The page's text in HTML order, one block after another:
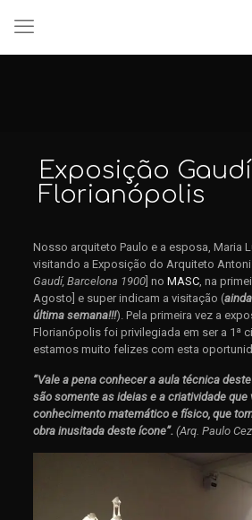
Exposição
Florianópolis
Nosso arquiteto Paulo e a esposa, Maria
visitando a Exposição do Arquiteto Antoni
Gaudí, Barcelona 1900] no MASC, na
Agosto] e super indicam a visitação (
última semana!!!). Pela primeira vez a
Florianópolis foi privilegiada em ser a 1ª
estamos muito felizes com esta
“Vale a pena conhecer a aula técnica
são somente as ideias e a criatividade que
conhecimento matemático e físico, que
obra inusitada deste ícone”.(Arq. Paulo